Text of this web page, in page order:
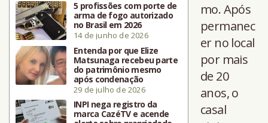
5 profissões com porte de
arma de fogo autorizado
no Brasil em 2026
14 de junho de 2026
Entenda por que Elize
Matsunaga recebeu parte
do patrimônio mesmo
após condenação
29 de julho de 2026
INPI nega registro da
marca CazéTV e acende
mo. Após
permanec
er no local
por mais
de 20
anos, o
casal